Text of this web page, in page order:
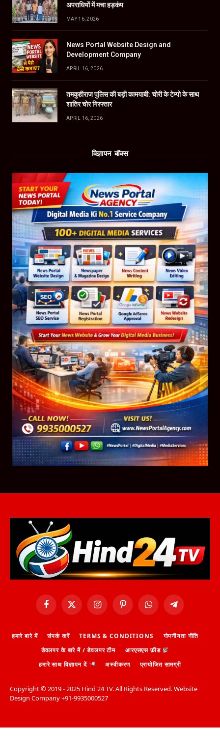
अपराधियों में मचा हड़कंप
MAY 16, 2026
News Portal Website Design and
Development Company
APRIL 16, 2026
तमकुहीराज पुलिस की बड़ी कामयाबी: चोरी के टेम्पो के साथ
शातिर चोर गिरफ्तार
APRIL 16, 2026
विज्ञापन बॉक्स
FacebookX
(Twitter)
InstagramPinterestWhatsAppTelegram
हमारे बारे में संपर्क करें TERMS & CONDITIONS
गोपनीयता नीति
डेवलपर के बारे में / डेवलपर टीम
आरएसएस फ़ीड
हमारे साथ विज्ञापन दें
अस्वीकरण प्रायोजित सामग्री
Copyright ©️ 2019 - 2025 Hind 24 TV. All Rights Reserved. Website
Design Company +91-9935000527